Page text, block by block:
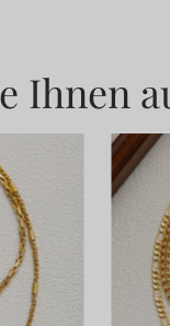
Ihnen